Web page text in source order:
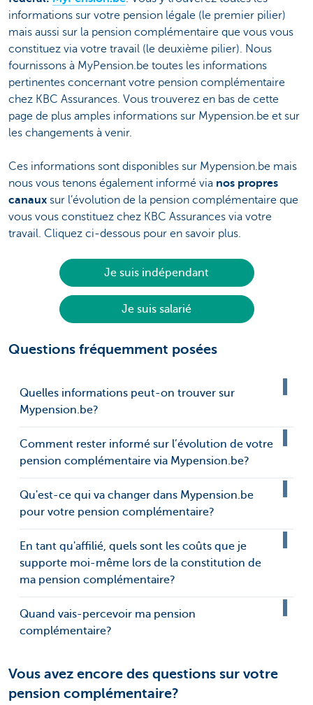
informations sur votre pension légale (le premier pilier)
mais aussi sur la pension complémentaire que vous vous
constituez via votre travail (le deuxième pilier). Nous
fournissons à MyPension.be toutes les informations
pertinentes concernant votre pension complémentaire
chez KBC Assurances. Vous trouverez en bas de cette
page de plus amples informations sur Mypension.be et sur
les changements à venir.
Ces informations sont disponibles sur Mypension.be mais
nous vous tenons également informé via nos propres
canaux sur l’évolution de la pension complémentaire que
vous vous constituez chez KBC Assurances via votre
travail. Cliquez ci-dessous pour en savoir plus.
Je suis indépendant
Je suis salarié
Questions fréquemment posées
Quelles informations peut-on trouver sur
Mypension.be?
Comment rester informé sur l’évolution de votre
pension complémentaire via Mypension.be?
Qu'est-ce qui va changer dans Mypension.be
pour votre pension complémentaire?
En tant qu'affilié, quels sont les coûts que je
supporte moi-même lors de la constitution de
ma pension complémentaire?
Quand vais-percevoir ma pension
complémentaire?
Vous avez encore des questions sur votre
pension complémentaire?